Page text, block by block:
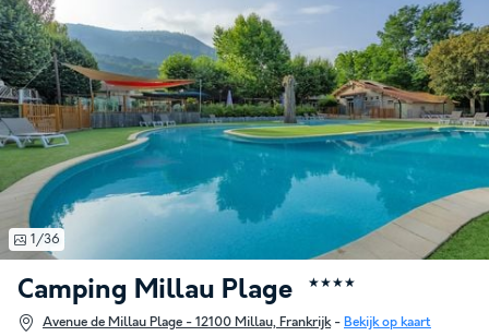
Camping Millau Plage ★★★★
Avenue de Millau Plage - 12100 Millau, Frankrijk- Bekijk op kaart
1/36